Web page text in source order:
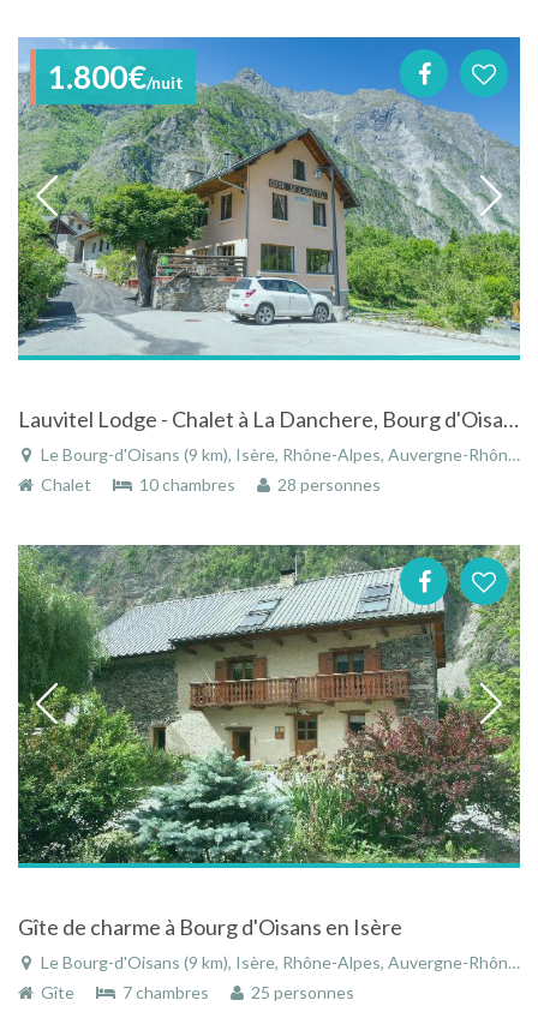
1.800€/nuit
Lauvitel Lodge - Chalet à La Danchere, Bourg d'Oisans, Les 2 Alpes, Venosc
Le Bourg-d'Oisans (9 km), Isère, Rhône-Alpes, Auvergne-Rhône-Alpes, France
Chalet
10 chambres 28 personnes
Gîte de charme à Bourg d'Oisans en Isère
Le Bourg-d'Oisans (9 km), Isère, Rhône-Alpes, Auvergne-Rhône-Alpes, France
Gîte
7 chambres 25 personnes